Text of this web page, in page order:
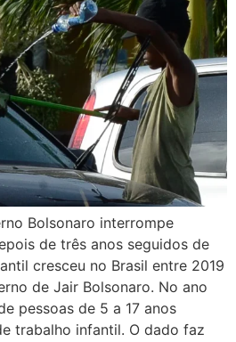
Bolsonaro interrompe
de três anos seguidos de
cresceu no Brasil entre 2019
de Jair Bolsonaro. No ano
pessoas de 5 a 17 anos
trabalho infantil. O dado faz